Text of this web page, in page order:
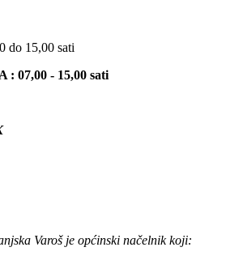
do 15,00 sati
07,00 - 15,00 sati
Varoš je općinski načelnik koji: